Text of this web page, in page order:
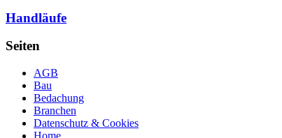
Handläufe
Seiten
AGB
Bau
Bedachung
Branchen
Datenschutz & Cookies